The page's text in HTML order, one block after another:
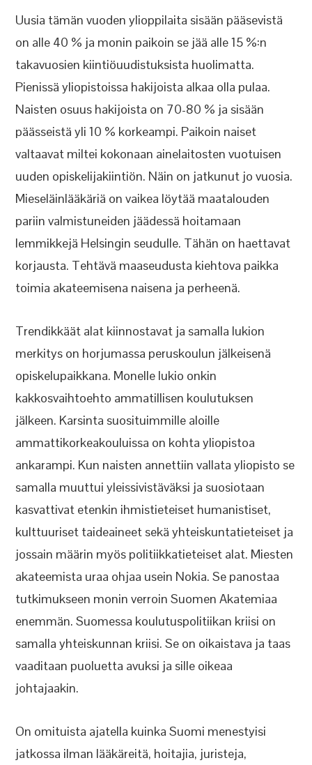
Uusia tämän vuoden ylioppilaita sisään pääsevistä
on alle 40 % ja monin paikoin se jää alle 15 %:n
takavuosien kiintiöuudistuksista huolimatta.
Pienissä yliopistoissa hakijoista alkaa olla pulaa.
Naisten osuus hakijoista on 70-80 % ja sisään
päässeistä yli 10 % korkeampi. Paikoin naiset
valtaavat miltei kokonaan ainelaitosten vuotuisen
uuden opiskelijakiintiön. Näin on jatkunut jo vuosia.
Mieseläinlääkäriä on vaikea löytää maatalouden
pariin valmistuneiden jäädessä hoitamaan
lemmikkejä Helsingin seudulle. Tähän on haettavat
korjausta. Tehtävä maaseudusta kiehtova paikka
toimia akateemisena naisena ja perheenä.
Trendikkäät alat kiinnostavat ja samalla lukion
merkitys on horjumassa peruskoulun jälkeisenä
opiskelupaikkana. Monelle lukio onkin
kakkosvaihtoehto ammatillisen koulutuksen
jälkeen. Karsinta suosituimmille aloille
ammattikorkeakouluissa on kohta yliopistoa
ankarampi. Kun naisten annettiin vallata yliopisto se
samalla muuttui yleissivistäväksi ja suosiotaan
kasvattivat etenkin ihmistieteiset humanistiset,
kulttuuriset taideaineet sekä yhteiskuntatieteiset ja
jossain määrin myös politiikkatieteiset alat. Miesten
akateemista uraa ohjaa usein Nokia. Se panostaa
tutkimukseen monin verroin Suomen Akatemiaa
enemmän. Suomessa koulutuspolitiikan kriisi on
samalla yhteiskunnan kriisi. Se on oikaistava ja taas
vaaditaan puoluetta avuksi ja sille oikeaa
johtajaakin.
On omituista ajatella kuinka Suomi menestyisi
jatkossa ilman lääkäreitä, hoitajia, juristeja,